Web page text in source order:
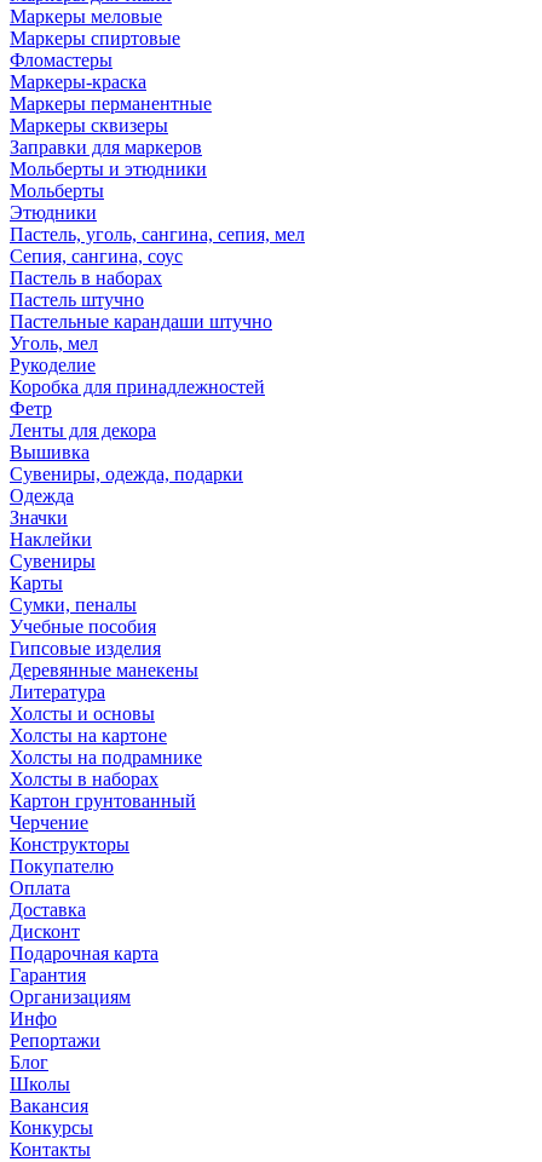
Маркеры меловые
Маркеры спиртовые
Фломастеры
Маркеры-краска
Маркеры перманентные
Маркеры сквизеры
Заправки для маркеров
Мольберты и этюдники
Мольберты
Этюдники
Пастель, уголь, сангина, сепия, мел
Сепия, сангина, соус
Пастель в наборах
Пастель штучно
Пастельные карандаши штучно
Уголь, мел
Рукоделие
Коробка для принадлежностей
Фетр
Ленты для декора
Вышивка
Сувениры, одежда, подарки
Одежда
Значки
Наклейки
Сувениры
Карты
Сумки, пеналы
Учебные пособия
Гипсовые изделия
Деревянные манекены
Литература
Холсты и основы
Холсты на картоне
Холсты на подрамнике
Холсты в наборах
Картон грунтованный
Черчение
Конструкторы
Покупателю
Оплата
Доставка
Дисконт
Подарочная карта
Гарантия
Организациям
Инфо
Репортажи
Блог
Школы
Вакансия
Конкурсы
Контакты